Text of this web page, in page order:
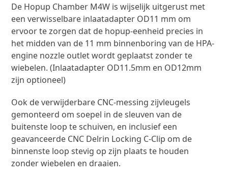
De Hopup Chamber M4W is wijselijk uitgerust met
een verwisselbare inlaatadapter OD11 mm om
ervoor te zorgen dat de hopup-eenheid precies in
het midden van de 11 mm binnenboring van de HPA-
engine nozzle outlet wordt geplaatst zonder te
wiebelen. (Inlaatadapter OD11.5mm en OD12mm
zijn optioneel)
Ook de verwijderbare CNC-messing zijvleugels
gemonteerd om soepel in de sleuven van de
buitenste loop te schuiven, en inclusief een
geavanceerde CNC Delrin Locking C-Clip om de
binnenste loop stevig op zijn plaats te houden
zonder wiebelen en draaien.